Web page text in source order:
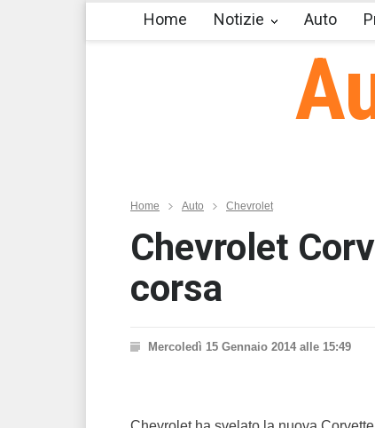
Home Notizie Auto
Home Auto Chevrolet
Chevrolet
corsa
Mercoledì 15 Gennaio 2014 alle 15:49